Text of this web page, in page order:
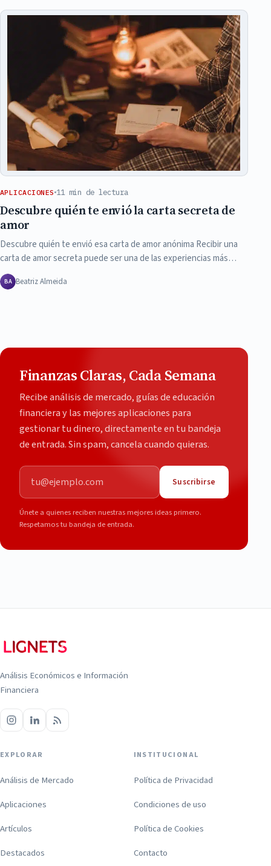
APLICACIONES 11 min de lectura
Descubre quién te envió la carta secreta de
amor
Descubre quién te envió esa carta de amor anónima Recibir una
carta de amor secreta puede ser una de las experiencias más…
BA Beatriz Almeida
Finanzas Claras, Cada Semana
Recibe análisis de mercado, guías de educación
financiera y las mejores aplicaciones para
gestionar tu dinero, directamente en tu bandeja
de entrada. Sin spam, cancela cuando quieras.
Correo electrónico
Suscribirse
Únete a quienes reciben nuestras mejores ideas primero.
Respetamos tu bandeja de entrada.
Análisis Económicos e Información
Financiera
EXPLORAR
Análisis de Mercado
Aplicaciones
Artículos
Destacados
INSTITUCIONAL
Política de Privacidad
Condiciones de uso
Política de Cookies
Contacto